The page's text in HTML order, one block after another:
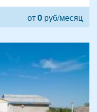
от0 руб/месяц